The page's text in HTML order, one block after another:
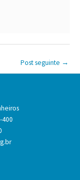
Post seguinte →
400